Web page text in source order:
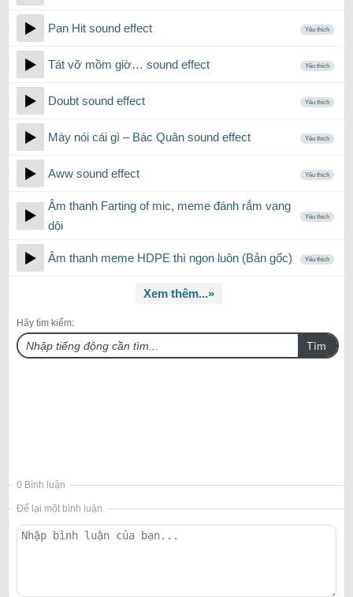
Pan Hit sound effect Yêu thích
Tát vỡ mồm giờ… sound effect Yêu thích
Doubt sound effect Yêu thích
Mày nói cái gì – Bác Quân sound effect Yêu thích
Aww sound effect Yêu thích
Âm thanh Farting of mic, meme đánh rắm vang
dội
Yêu thích
Âm thanh meme HDPE thì ngon luôn (Bản gốc) Yêu thích
Xem thêm...»
Hãy tìm kiếm:
Tìm
0 Bình luận
Để lại một bình luận